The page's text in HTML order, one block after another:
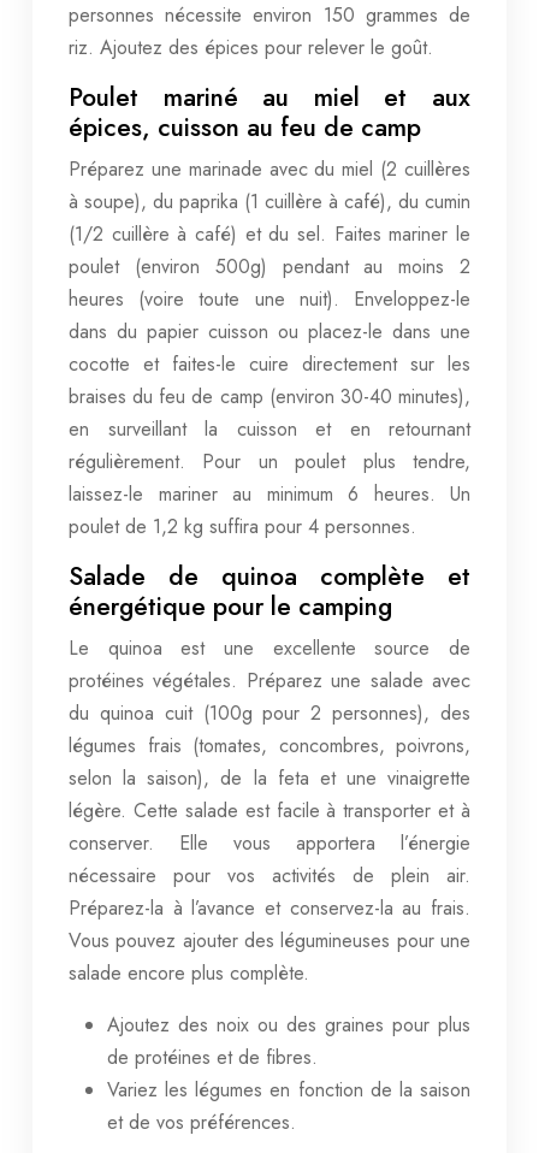
personnes nécessite environ 150 grammes de
riz. Ajoutez des épices pour relever le goût.
Poulet mariné au miel et aux
épices, cuisson au feu de camp
Préparez une marinade avec du miel (2 cuillères
à soupe), du paprika (1 cuillère à café), du cumin
(1/2 cuillère à café) et du sel. Faites mariner le
poulet (environ 500g) pendant au moins 2
heures (voire toute une nuit). Enveloppez-le
dans du papier cuisson ou placez-le dans une
cocotte et faites-le cuire directement sur les
braises du feu de camp (environ 30-40 minutes),
en surveillant la cuisson et en retournant
régulièrement. Pour un poulet plus tendre,
laissez-le mariner au minimum 6 heures. Un
poulet de 1,2 kg suffira pour 4 personnes.
Salade de quinoa complète et
énergétique pour le camping
Le quinoa est une excellente source de
protéines végétales. Préparez une salade avec
du quinoa cuit (100g pour 2 personnes), des
légumes frais (tomates, concombres, poivrons,
selon la saison), de la feta et une vinaigrette
légère. Cette salade est facile à transporter et à
conserver. Elle vous apportera l’énergie
nécessaire pour vos activités de plein air.
Préparez-la à l’avance et conservez-la au frais.
Vous pouvez ajouter des légumineuses pour une
salade encore plus complète.
Ajoutez des noix ou des graines pour plus
de protéines et de fibres.
Variez les légumes en fonction de la saison
et de vos préférences.